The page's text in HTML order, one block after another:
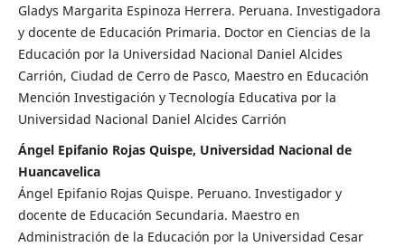
Gladys Margarita Espinoza Herrera. Peruana. Investigadora
y docente de Educación Primaria. Doctor en Ciencias de la
Educación por la Universidad Nacional Daniel Alcides
Carrión, Ciudad de Cerro de Pasco, Maestro en Educación
Mención Investigación y Tecnología Educativa por la
Universidad Nacional Daniel Alcides Carrión
Ángel Epifanio Rojas Quispe, Universidad Nacional de
Huancavelica
Ángel Epifanio Rojas Quispe. Peruano. Investigador y
docente de Educación Secundaria. Maestro en
Administración de la Educación por la Universidad Cesar